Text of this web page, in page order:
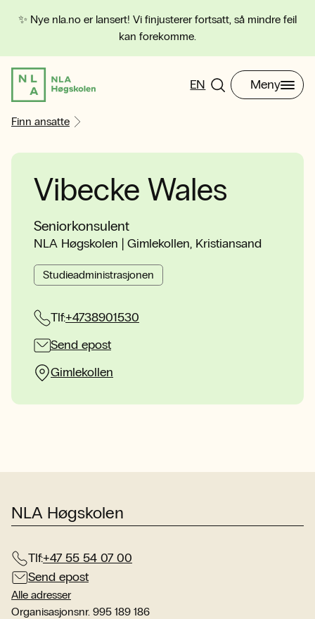
✨ Nye nla.no er lansert! Vi finjusterer fortsatt, så mindre feil
kan forekomme.
EN Meny
Finn ansatte
Vibecke Wales
Seniorkonsulent
NLA Høgskolen | Gimlekollen, Kristiansand
Studieadministrasjonen
Tlf:+4738901530
Send epost
Gimlekollen
NLA Høgskolen
Tlf:+47 55 54 07 00
Send epost
Alle adresser
Organisasjonsnr. 995 189 186